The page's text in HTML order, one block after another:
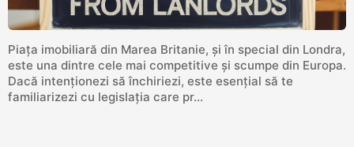
Piața imobiliară din Marea Britanie, și în special din Londra,
este una dintre cele mai competitive și scumpe din Europa.
Dacă intenționezi să închiriezi, este esențial să te
familiarizezi cu legislația care pr...